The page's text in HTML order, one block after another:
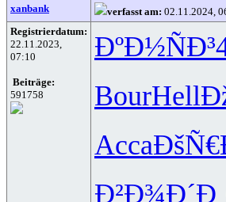
xanbank verfasst am: 02.11.2024,
Registrierdatum:
22.11.2023,
07:10
Beiträge:
591758
ÐºÐ½ÑÐ³
BourHell
Acca
Ð²Ð¾Ð´Ð¸